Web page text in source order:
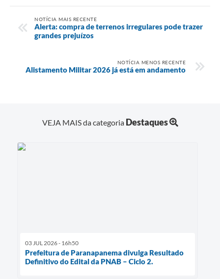
NOTÍCIA MAIS RECENTE
Alerta: compra de terrenos irregulares pode trazer
grandes prejuízos
NOTÍCIA MENOS RECENTE
Alistamento Militar 2026 já está em andamento
VEJA MAIS da categoria Destaques
03 JUL 2026 - 16h50
Prefeitura de Paranapanema divulga Resultado
Definitivo do Edital da PNAB – Ciclo 2.